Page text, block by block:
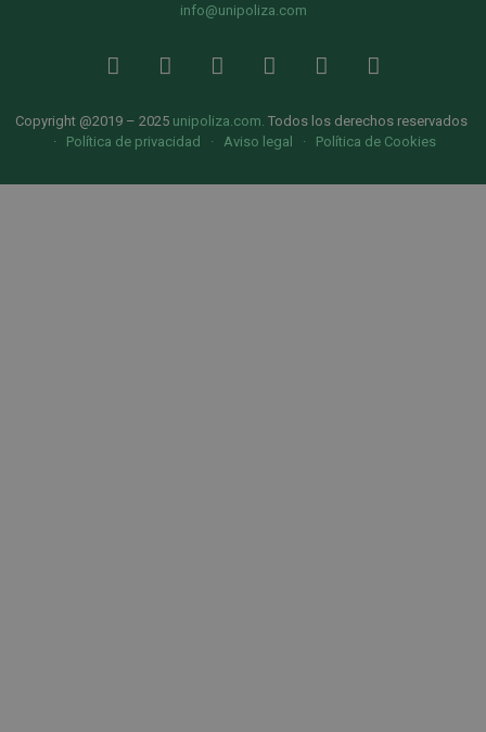
info@unipoliza.com
Copyright @2019 – 2025 unipoliza.com. Todos los derechos reservados
·
Política de privacidad · Aviso legal · Política de Cookies